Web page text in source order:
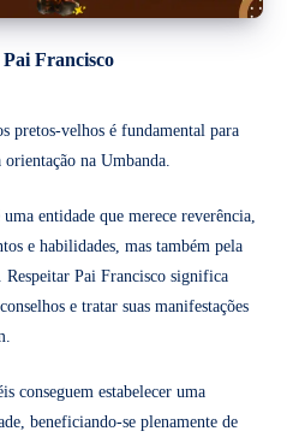
Francisco
pretos-velhos é fundamental para
na Umbanda.
uma entidade que merece reverência,
e habilidades, mas também pela
Respeitar Pai Francisco significa
e tratar suas manifestações
conseguem estabelecer uma
beneficiando-se plenamente de